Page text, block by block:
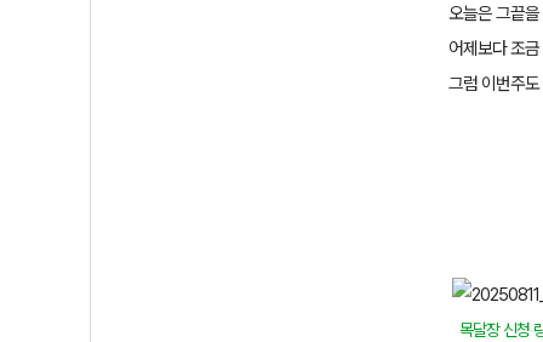
오늘은 그끝
어제보다 조
그럼 이번주
목달장 신청